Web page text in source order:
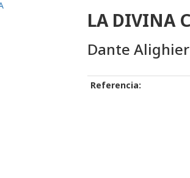
LA DIVINA
Dante
Referencia: